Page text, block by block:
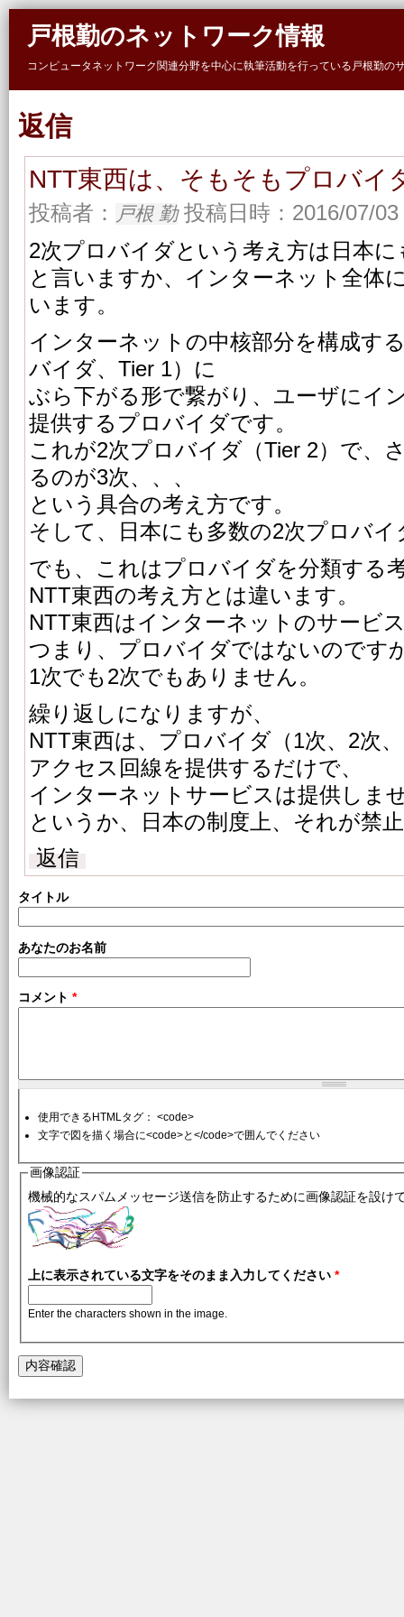
戸根勤のネットワーク情報
コンピュータネットワーク関連分野を中心に執筆活動を行っている戸根勤
返信
NTT東西は、そもそもプロバイ
投稿者： 戸根 勤投稿日時：2016/07/03
2次プロバイダという考え方は日本
と言いますか、インターネット全体
います。
インターネットの中核部分を構成す
バイダ、Tier 1）に
ぶら下がる形で繋がり、ユーザにイ
提供するプロバイダです。
これが2次プロバイダ（Tier 2）で、
るのが3次、、、
という具合の考え方です。
そして、日本にも多数の2次プロバ
でも、これはプロバイダを分類する
NTT東西の考え方とは違います。
NTT東西はインターネットのサービ
つまり、プロバイダではないのです
1次でも2次でもありません。
繰り返しになりますが、
NTT東西は、プロバイダ（1次、2次
アクセス回線を提供するだけで、
インターネットサービスは提供しま
というか、日本の制度上、それが禁
返信
タイトル
あなたのお名前
コメント *
使用できるHTMLタグ： <code>
文字で図を描く場合に<code>と</code>で囲んでください
画像認証
機械的なスパムメッセージ送信を防止するために画像認証を設け
上に表示されている文字をそのまま入力してください *
Enter the characters shown in the image.